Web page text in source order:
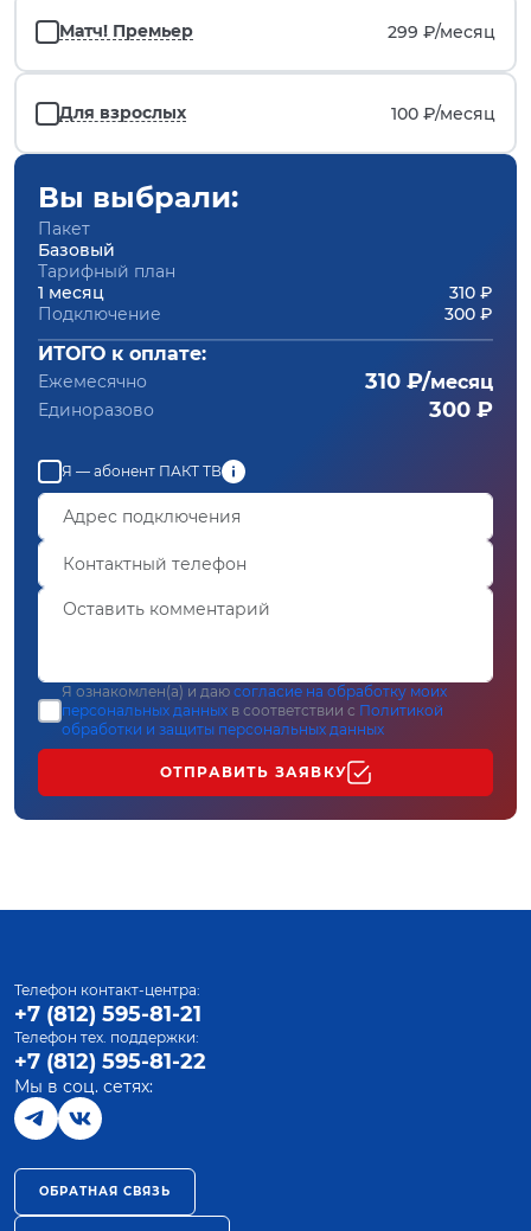
Матч! Премьер 299 ₽/месяц
Для взрослых 100 ₽/месяц
Вы выбрали:
Пакет
Базовый
Тарифный план
1 месяц
310 ₽
Подключение
300 ₽
ИТОГО к оплате:
Ежемесячно 310 ₽/месяц
Единоразово 300 ₽
Я — абонент ПАКТ ТВ
Я ознакомлен(а) и даю согласие на обработку моих
персональных данных в соответствии с Политикой
обработки и защиты персональных данных
ОТПРАВИТЬ ЗАЯВКУ
Телефон контакт-центра:
+7 (812) 595-81-21
Телефон тех. поддержки:
+7 (812) 595-81-22
Мы в соц. сетях:
ОБРАТНАЯ СВЯЗЬ